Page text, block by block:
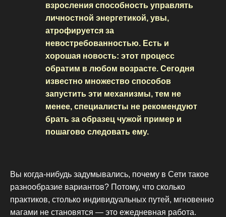
взросления способность управлять
личностной энергетикой, увы,
атрофируется за
невостребованностью. Есть и
хорошая новость: этот процесс
обратим в любом возрасте. Сегодня
известно множество способов
запустить эти механизмы, тем не
менее, специалисты не рекомендуют
брать за образец чужой пример и
пошагово следовать ему.
Вы когда-нибудь задумывались, почему в Сети такое
разнообразие вариантов? Потому, что сколько
практиков, столько индивидуальных путей, мгновенно
магами не становятся — это ежедневная работа.